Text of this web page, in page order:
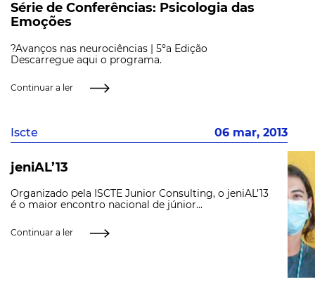
Série de Conferências: Psicologia das
Emoções
?Avanços nas neurociências | 5ºa Edição
Descarregue aqui o programa.
Continuar a ler
Iscte 06 mar, 2013
jeniAL’13
Organizado pela ISCTE Junior Consulting, o jeniAL’13
é o maior encontro nacional de júnior...
Continuar a ler